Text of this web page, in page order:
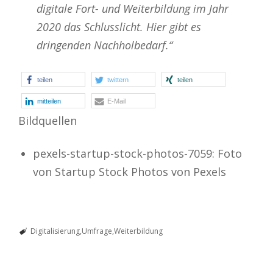
digitale Fort- und Weiterbildung im Jahr
2020 das Schlusslicht. Hier gibt es
dringenden Nachholbedarf.“
teilen twittern teilen
mitteilen E-Mail
Bildquellen
pexels-startup-stock-photos-7059: Foto
von Startup Stock Photos von Pexels
Digitalisierung Umfrage Weiterbildung